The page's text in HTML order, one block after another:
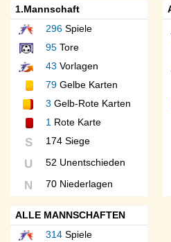
1.Mannschaft
296 Spiele
95 Tore
43 Vorlagen
79 Gelbe Karten
3 Gelb-Rote Karten
1 Rote Karte
S 174 Siege
U 52 Unentschieden
N 70 Niederlagen
ALLE MANNSCHAFTEN
314 Spiele